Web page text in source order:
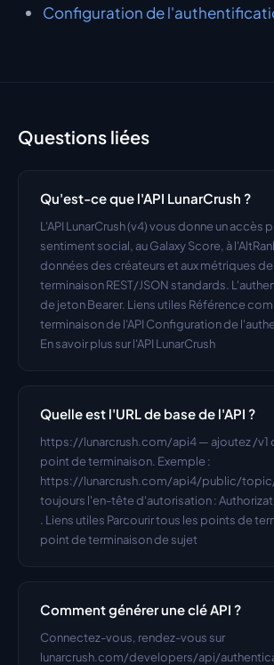
Configuration de
Questions liées
Qu'est-ce que l'API LunarCrush ?
L'API LunarCrush (v4) vous donne un accès
sentiment social, au Galaxy Score, à
données des créateurs et aux métriques
terminaison REST/JSON standards.
de jeton Bearer. Liens utiles Référence
terminaison de l'API Configuration de
En savoir plus sur l'API LunarCrush
Quelle est l'URL de base de l'API ?
https://lunarcrush.com/api4 — ajoutez /v1
point de terminaison. Exemple :
https://lunarcrush.com/api4/public/
toujours l'en-tête d'autorisation :
. Liens utiles Parcourir tous les points de
point de terminaison de sujet
Comment générer une clé API ?
Connectez-vous, rendez-vous sur
lunarcrush.com/developers/api/